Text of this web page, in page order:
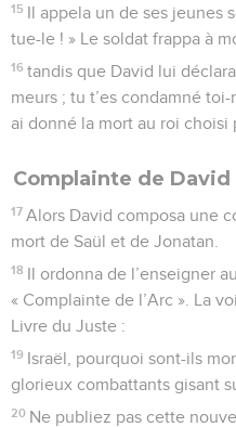
15 Il appela un de ses jeunes
tue-le ! » Le soldat frappa à
16 tandis que David lui
meurs ; tu t’es condamné
ai donné la mort au roi choisi
Complainte de David
17 Alors David composa une
mort de Saül et de Jonatan.
18 Il ordonna de l’enseigner
« Complainte de l’Arc ». La
Livre du Juste :
19 Israël, pourquoi sont-ils
glorieux combattants gisant
20 Ne publiez pas cette